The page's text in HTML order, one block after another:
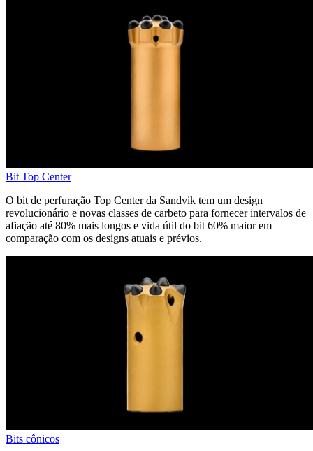
Bit Top Center
O bit de perfuração Top Center da Sandvik tem um design
revolucionário e novas classes de carbeto para fornecer intervalos de
afiação até 80% mais longos e vida útil do bit 60% maior em
comparação com os designs atuais e prévios.
Bits cônicos